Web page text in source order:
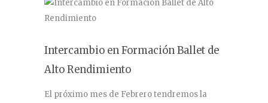
Intercambio en Formación Ballet de
Alto Rendimiento
El próximo mes de Febrero tendremos la